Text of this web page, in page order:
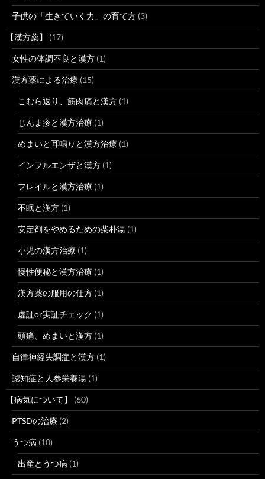
子供の「生きていく力」の育て方 (3)
【漢方薬】 (17)
女性の体調不良と漢方 (1)
漢方薬による治療 (15)
こむら返り、筋肉痛と漢方 (1)
じんま疹と漢方治療 (1)
めまいと耳鳴りと漢方治療 (1)
インフルエンザと漢方 (1)
フレイルと漢方治療 (1)
不眠と漢方 (1)
安定剤をやめるための柴朴湯 (1)
小児の漢方治療 (1)
慢性便秘と漢方治療 (1)
漢方薬の服用の仕方 (1)
虚証or実証チェック (1)
頭痛、めまいと漢方 (1)
自律神経失調症と漢方 (1)
認知症と人参栄養湯 (1)
【病気について】 (60)
PTSDの治療 (2)
うつ病 (10)
出産とうつ病 (1)